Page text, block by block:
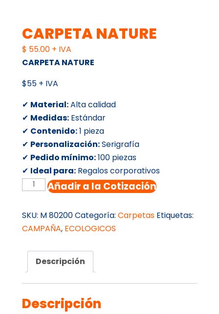
CARPETA NATURE
$ 55.00 + IVA
CARPETA NATURE
$55 + IVA
✔ Material:Alta calidad
✔ Medidas:Estándar
✔ Contenido:1 pieza
✔ Personalización:Serigrafía
✔ Pedido mínimo:100 piezas
✔ Ideal para:Regalos corporativos
CARPETA
NATURE
cantidad
Añadir a la Cotización
SKU: M 80200Categoría: Carpetas Etiquetas:
CAMPAÑA, ECOLOGICOS
Descripción
Descripción